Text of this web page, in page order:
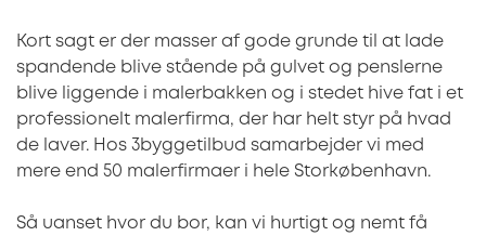
Kort sagt er der masser af gode grunde til at lade
spandende blive stående på gulvet og penslerne
blive liggende i malerbakken og i stedet hive fat i et
professionelt malerfirma, der har helt styr på hvad
de laver. Hos 3byggetilbud samarbejder vi med
mere end 50 malerfirmaer i hele Storkøbenhavn.
Så uanset hvor du bor, kan vi hurtigt og nemt få